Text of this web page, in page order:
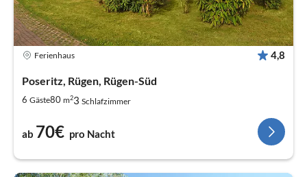
Ferienhaus 4,8
Poseritz, Rügen, Rügen-Süd
6 Gäste80 m23 Schlafzimmer
ab 70€ pro Nacht